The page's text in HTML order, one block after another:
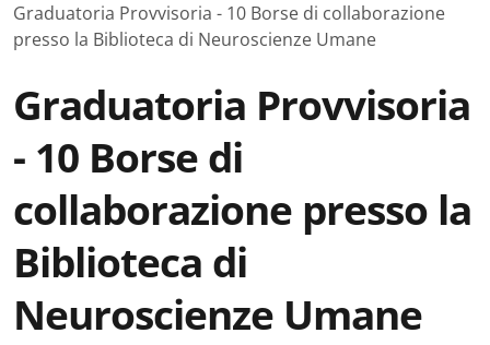
Graduatoria Provvisoria - 10 Borse di collaborazione
presso la Biblioteca di Neuroscienze Umane
Graduatoria Provvisoria
- 10 Borse di
collaborazione presso la
Biblioteca di
Neuroscienze Umane